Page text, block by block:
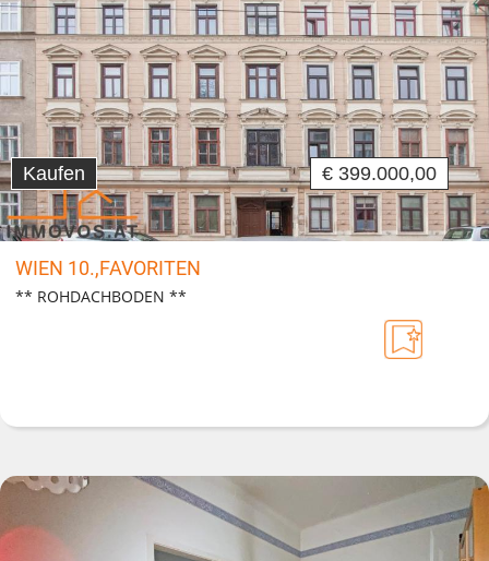
Kaufen € 399.000,00
WIEN 10.,FAVORITEN
** ROHDACHBODEN **